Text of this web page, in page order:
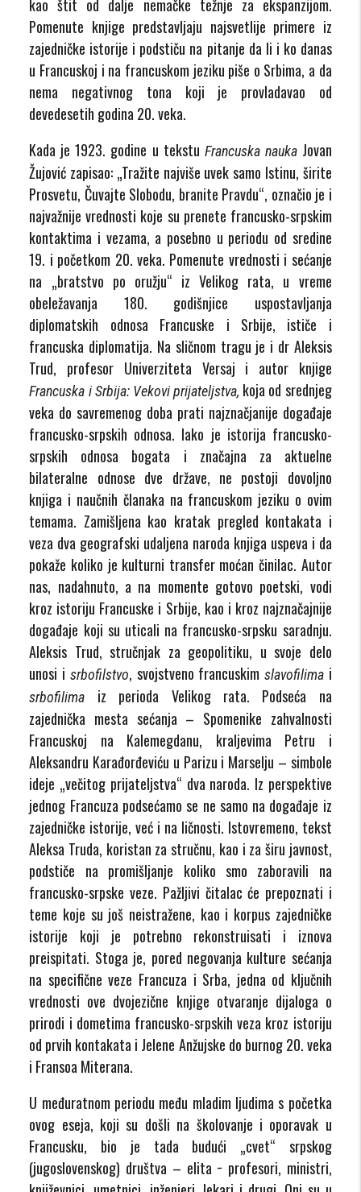
kao štit od dalje nemačke težnje za ekspanzijom.
Pomenute knjige predstavljaju najsvetlije primere iz
zajedničke istorije i podstiču na pitanje da li i ko danas
u Francuskoj i na francuskom jeziku piše o Srbima, a da
nema negativnog tona koji je provladavao od
devedesetih godina 20. veka.
Kada je 1923. godine u tekstu Francuska naukaJovan
Žujović zapisao: „Tražite najviše uvek samo Istinu, širite
Prosvetu, Čuvajte Slobodu, branite Pravdu“, označio je i
najvažnije vrednosti koje su prenete francusko-srpskim
kontaktima i vezama, a posebno u periodu od sredine
19. i početkom 20. veka. Pomenute vrednosti i sećanje
na „bratstvo po oružju“ iz Velikog rata, u vreme
obeležavanja 180. godišnjice uspostavljanja
diplomatskih odnosa Francuske i Srbije, ističe i
francuska diplomatija. Na sličnom tragu je i dr Aleksis
Trud, profesor Univerziteta Versaj i autor knjige
Francuska i Srbija: Vekovi prijateljstva, koja od srednjeg
veka do savremenog doba prati najznačjanije događaje
francusko-srpskih odnosa. Iako je istorija francusko-
srpskih odnosa bogata i značajna za aktuelne
bilateralne odnose dve države, ne postoji dovoljno
knjiga i naučnih članaka na francuskom jeziku o ovim
temama. Zamišljena kao kratak pregled kontakata i
veza dva geografski udaljena naroda knjiga uspeva i da
pokaže koliko je kulturni transfer moćan činilac. Autor
nas, nadahnuto, a na momente gotovo poetski, vodi
kroz istoriju Francuske i Srbije, kao i kroz najznačajnije
događaje koji su uticali na francusko-srpsku saradnju.
Aleksis Trud, stručnjak za geopolitiku, u svoje delo
unosi i srbofilstvo, svojstveno francuskim slavofilimai
srbofilima
iz perioda Velikog rata. Podseća na
zajednička mesta sećanja – Spomenike zahvalnosti
Francuskoj na Kalemegdanu, kraljevima Petru i
Aleksandru Karađorđeviću u Parizu i Marselju – simbole
ideje „večitog prijateljstva“ dva naroda. Iz perspektive
jednog Francuza podsećamo se ne samo na događaje iz
zajedničke istorije, već i na ličnosti. Istovremeno, tekst
Aleksa Truda, koristan za stručnu, kao i za širu javnost,
podstiče na promišljanje koliko smo zaboravili na
francusko-srpske veze. Pažljivi čitalac će prepoznati i
teme koje su još neistražene, kao i korpus zajedničke
istorije koji je potrebno rekonstruisati i iznova
preispitati. Stoga je, pored negovanja kulture sećanja
na specifične veze Francuza i Srba, jedna od ključnih
vrednosti ove dvojezične knjige otvaranje dijaloga o
prirodi i dometima francusko-srpskih veza kroz istoriju
od prvih kontakata i Jelene Anžujske do burnog 20. veka
i Fransoa Miterana.
U međuratnom periodu među mladim ljudima s početka
ovog eseja, koji su došli na školovanje i oporavak u
Francusku, bio je tada budući „cvet“ srpskog
(jugoslovenskog) društva – elita − profesori, ministri,